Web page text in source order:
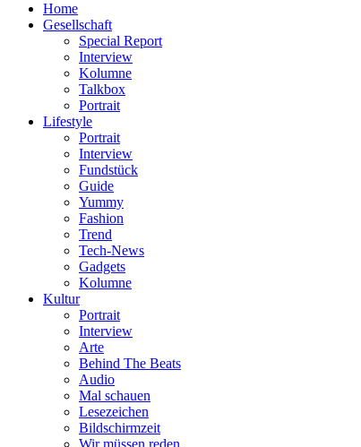
Home
Gesellschaft
Special Report
Interview
Kolumne
Talkbox
Portrait
Lifestyle
Portrait
Interview
Fundstück
Guide
Yummy
Fashion
Trend
Tech-News
Gadgets
Kolumne
Kultur
Portrait
Interview
Arte
Behind The Beats
Audio
Mal schauen
Lesezeichen
Bildschirmzeit
Wir müssen reden